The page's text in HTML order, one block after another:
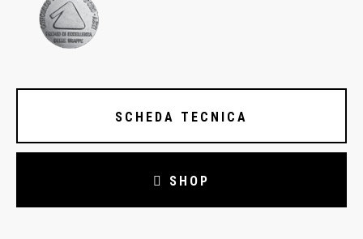
SCHEDA TECNICA
SHOP